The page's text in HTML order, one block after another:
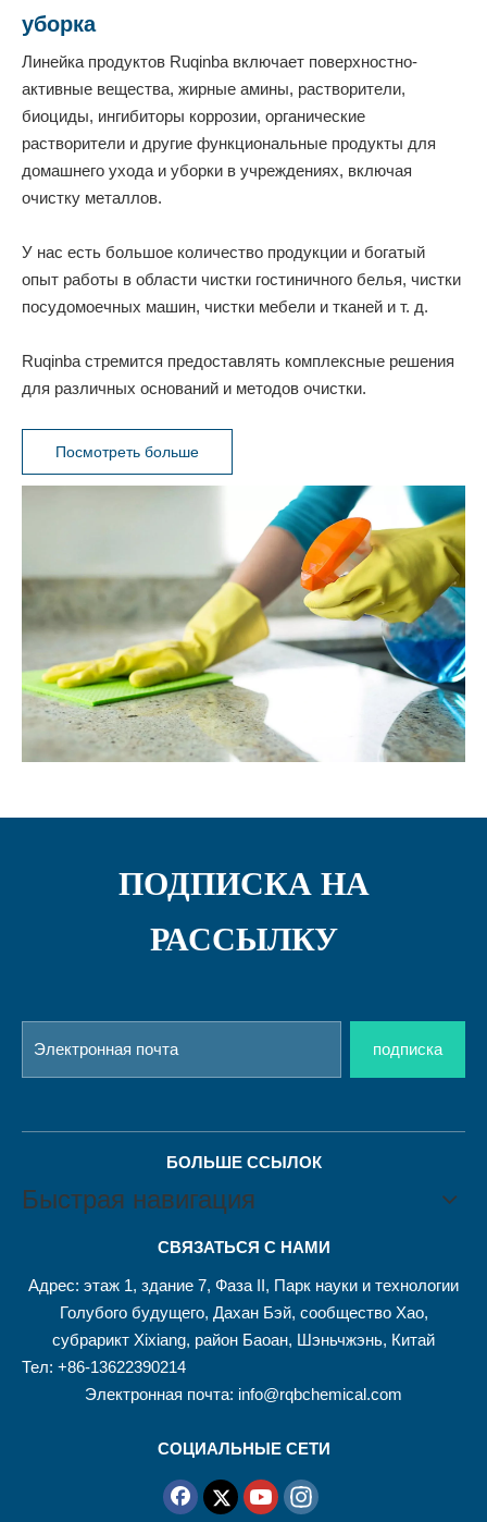
уборка
Линейка продуктов Ruqinba включает поверхностно-
активные вещества, жирные амины, растворители,
биоциды, ингибиторы коррозии, органические
растворители и другие функциональные продукты для
домашнего ухода и уборки в учреждениях, включая
очистку металлов.
У нас есть большое количество продукции и богатый
опыт работы в области чистки гостиничного белья, чистки
посудомоечных машин, чистки мебели и тканей и т. д.
Ruqinba стремится предоставлять комплексные решения
для различных оснований и методов очистки.
Посмотреть больше
ПОДПИСКА НА
РАССЫЛКУ
подписка
БОЛЬШЕ ССЫЛОК
Быстрая навигация
СВЯЗАТЬСЯ С НАМИ
Адрес: этаж 1, здание 7, Фаза II, Парк науки и технологии
Голубого будущего, Дахан Бэй, сообщество Хао,
субрарикт Xixiang, район Баоан, Шэньчжэнь, Китай
Тел: +86-13622390214
Электронная почта: info@rqbchemical.com
СОЦИАЛЬНЫЕ СЕТИ